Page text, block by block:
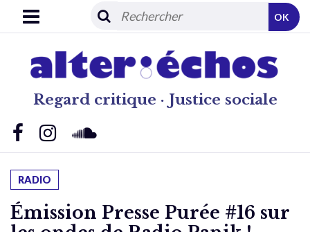
Regard critique · Justice sociale
OK
RADIO
Émission Presse Purée #16 sur